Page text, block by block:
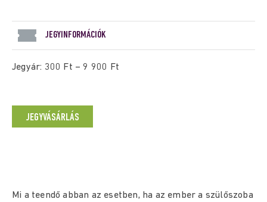
JEGYINFORMÁCIÓK
Jegyár: 300 Ft – 9 900 Ft
JEGYVÁSÁRLÁS
Mi a teendő abban az esetben, ha az ember a szülőszoba